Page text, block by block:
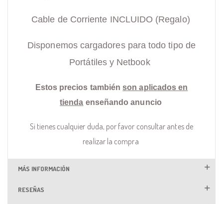
Cable de Corriente INCLUIDO (Regalo)
Disponemos cargadores para todo tipo de
Portátiles y Netbook
Estos precios también son aplicados en
tienda enseñando anuncio
Si tienes cualquier duda, por favor consultar antes de
realizar la compra
MÁS INFORMACIÓN
RESEÑAS